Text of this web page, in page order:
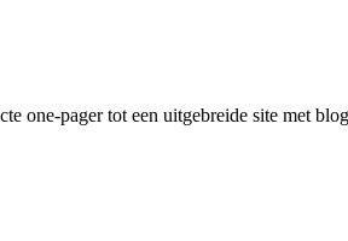
one-pager tot een uitgebreide site met